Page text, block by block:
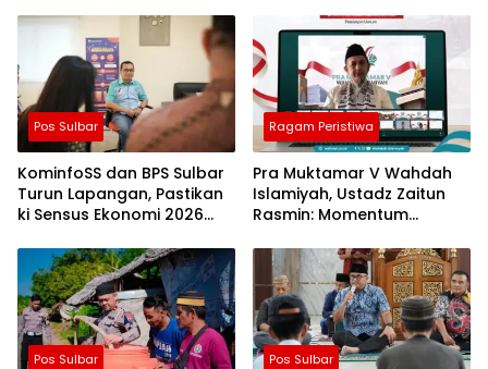
Pos Sulbar
KominfoSS dan BPS Sulbar
Turun Lapangan, Pastikan
ki Sensus Ekonomi 2026
Akurat
Ragam Peristiwa
Pra Muktamar V Wahdah
Islamiyah, Ustadz Zaitun
Rasmin: Momentum
Evaluasi Perjalanan
Dakwah
Pos Sulbar Pos Sulbar